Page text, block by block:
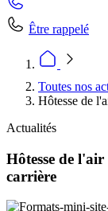
Être rappelé
Toutes nos
Hôtesse de
Actualités
Hôtesse de
carrière